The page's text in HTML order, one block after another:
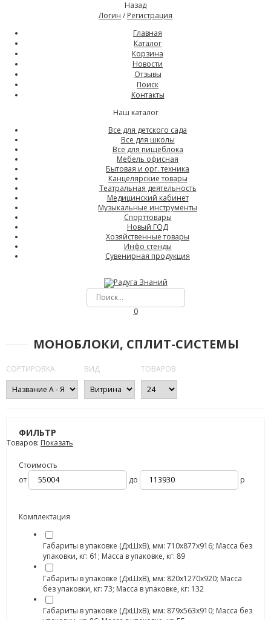
Назад
Логин / Регистрация
Главная
Каталог
Корзина
Новости
Отзывы
Поиск
Контакты
Наш каталог
Все для детского сада
Все для школы
Все для пищеблока
Мебель офисная
Бытовая и орг. техника
Канцелярские товары
Театральная деятельность
Медицинский кабинет
Музыкальные инструменты
Спорттовары
Новый ГОД
Хозяйственные товары
Инфо стенды
Сувенирная продукция
0
МОНОБЛОКИ, СПЛИТ-СИСТЕМЫ
СОРТИРОВКА ВИД ТОВАРОВ
ФИЛЬТР
Товаров: Показать
Стоимость
от
до р
Комплектация
Габариты в упаковке (ДхШхВ), мм: 710х877х916; Масса без
упаковки, кг: 61; Масса в упаковке, кг: 89
Габариты в упаковке (ДхШхВ), мм: 820х1270х920; Масса
без упаковки, кг: 73; Масса в упаковке, кг: 132
Габариты в упаковке (ДхШхВ), мм: 879х563х910; Масса без